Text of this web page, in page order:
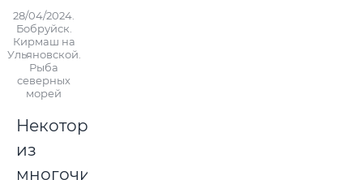
28/04/2024.
Бобруйск.
Кирмаш на
Ульяновской.
Рыба
северных
морей
Некоторое
из
многочисленной